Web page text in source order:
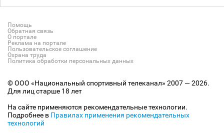
Помощь
Обратная связь
О портале
Реклама на портале
Пользовательское соглашение
Охрана труда
Политика обработки персональных данных
© ООО «Национальный спортивный телеканал» 2007 — 2026.
Для лиц старше 18 лет
На сайте применяются рекомендательные технологии.
Подробнее в Правилах применения рекомендательных
технологий